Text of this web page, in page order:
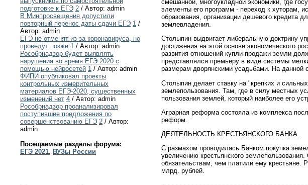
подготовке к ЕГЭ 2 / Автор: admin
В Минпросвещения допустили
повторный перенос даты сдачи ЕГЭ 1 /
Автор: admin
ЕГЭ не отменят из-за коронавируса, но
проведут позже 1 / Автор: admin
Рособрнадзор будет выявлять
нарушения во время ЕГЭ 2020 с
помощью нейросетей 1 / Автор: admin
ФИПИ опубликовал проекты
контрольных измерительных
материалов ЕГЭ-2020, существенных
изменений нет 4 / Автор: admin
Рособрнадзор проанализировал
поступившие предложения по
совершенствованию ЕГЭ 2 / Автор:
admin
Посещаемые разделы форума:
ЕГЭ 2021, ВУЗы России
смешанной, многоукладной экономики, где
элементы его программ - переход к хуторам,
образования, организации дешевого кредита
землевладения.
Столыпин выдвигает либеральную доктрину
достижения на этой основе экономического
развития отношений купли-продажи земли
представлялся премьеру в виде системы
размерам дворянскими усадьбами. На данной
Столыпин делает ставку на "крепких и
землепользования. Там, где в силу местных
пользования землей, который наиболее его
Аграрная реформа состояла из комплекса
реформ.
ДЕЯТЕЛЬНОСТЬ КРЕСТЬЯНСКОГО БАНКА.
С размахом проводилась Банком покупка
увеличению крестьянского
обязательствам, чем платили ему крестьяне.
млрд. рублей.